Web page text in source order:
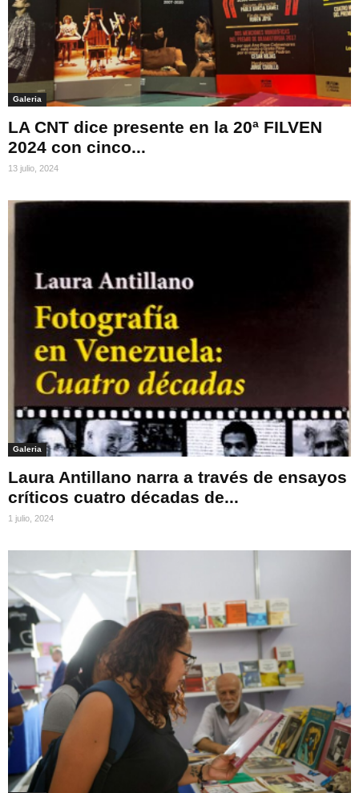
Galeria
LA CNT dice presente en la 20ª FILVEN
2024 con cinco...
13 julio, 2024
Galeria
Laura Antillano narra a través de ensayos
críticos cuatro décadas de...
1 julio, 2024